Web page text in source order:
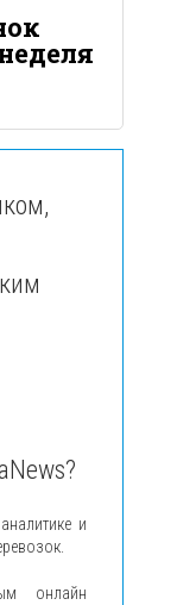
и
онлайн